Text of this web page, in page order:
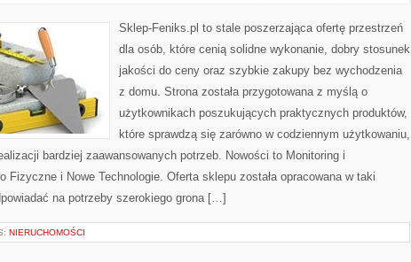
Sklep-Feniks.pl to stale poszerzająca ofertę przestrzeń
dla osób, które cenią solidne wykonanie, dobry stosunek
jakości do ceny oraz szybkie zakupy bez wychodzenia
z domu. Strona została przygotowana z myślą o
użytkownikach poszukujących praktycznych produktów,
które sprawdzą się zarówno w codziennym użytkowaniu,
bardziej zaawansowanych potrzeb. Nowości to Monitoring i
Fizyczne i Nowe Technologie. Oferta sklepu została opracowana w taki
na potrzeby szerokiego grona […]
NIERUCHOMOŚCI